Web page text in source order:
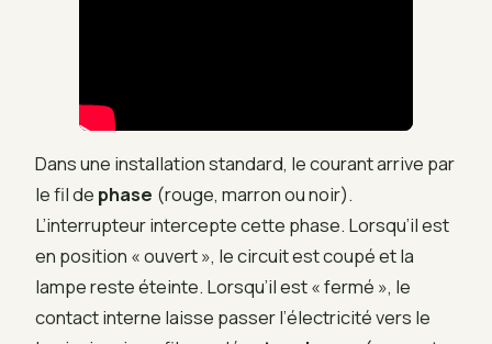
Dans une installation standard, le courant arrive par
le fil de phase (rouge, marron ou noir).
L’interrupteur intercepte cette phase. Lorsqu’il est
en position « ouvert », le circuit est coupé et la
lampe reste éteinte. Lorsqu’il est « fermé », le
contact interne laisse passer l’électricité vers le